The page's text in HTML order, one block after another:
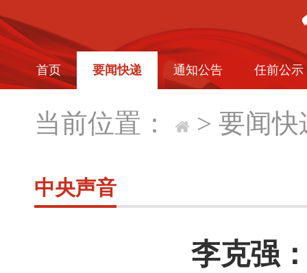
首页 要闻快递 通知公告 任前公示
当前位置： > 要闻快
中央声音
李克强